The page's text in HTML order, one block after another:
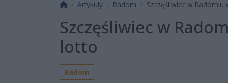
Strona główna
Artykuły Radom Szczęśliwiec w Radomiu
Szczęśliwiec w
lotto
Radom